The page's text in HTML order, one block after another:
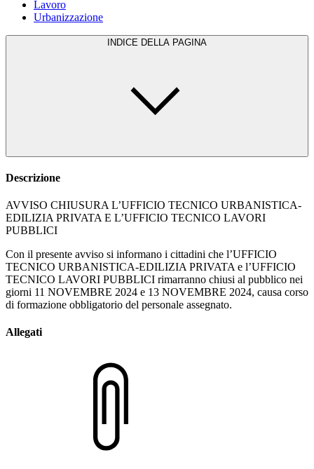
Lavoro
Urbanizzazione
INDICE DELLA PAGINA
Descrizione
AVVISO CHIUSURA L’UFFICIO TECNICO URBANISTICA-
EDILIZIA PRIVATA E L’UFFICIO TECNICO LAVORI
PUBBLICI
Con il presente avviso si informano i cittadini che l’UFFICIO
TECNICO URBANISTICA-EDILIZIA PRIVATA e l’UFFICIO
TECNICO LAVORI PUBBLICI rimarranno chiusi al pubblico nei
giorni 11 NOVEMBRE 2024 e 13 NOVEMBRE 2024, causa corso
di formazione obbligatorio del personale assegnato.
Allegati